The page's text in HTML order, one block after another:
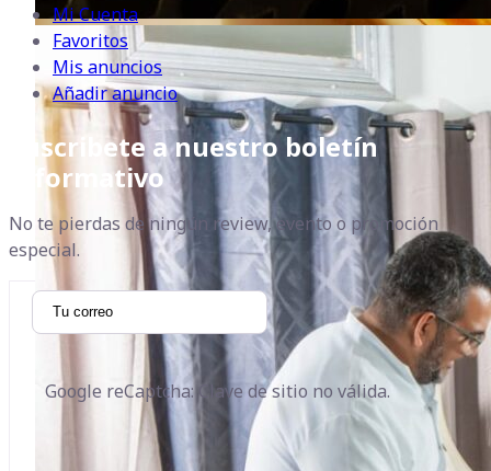
Mi Cuenta
Favoritos
Mis anuncios
Añadir anuncio
Suscribete a nuestro boletín
informativo
No te pierdas de ningún review, evento o promoción
especial.
Google reCaptcha: Clave de sitio no válida.